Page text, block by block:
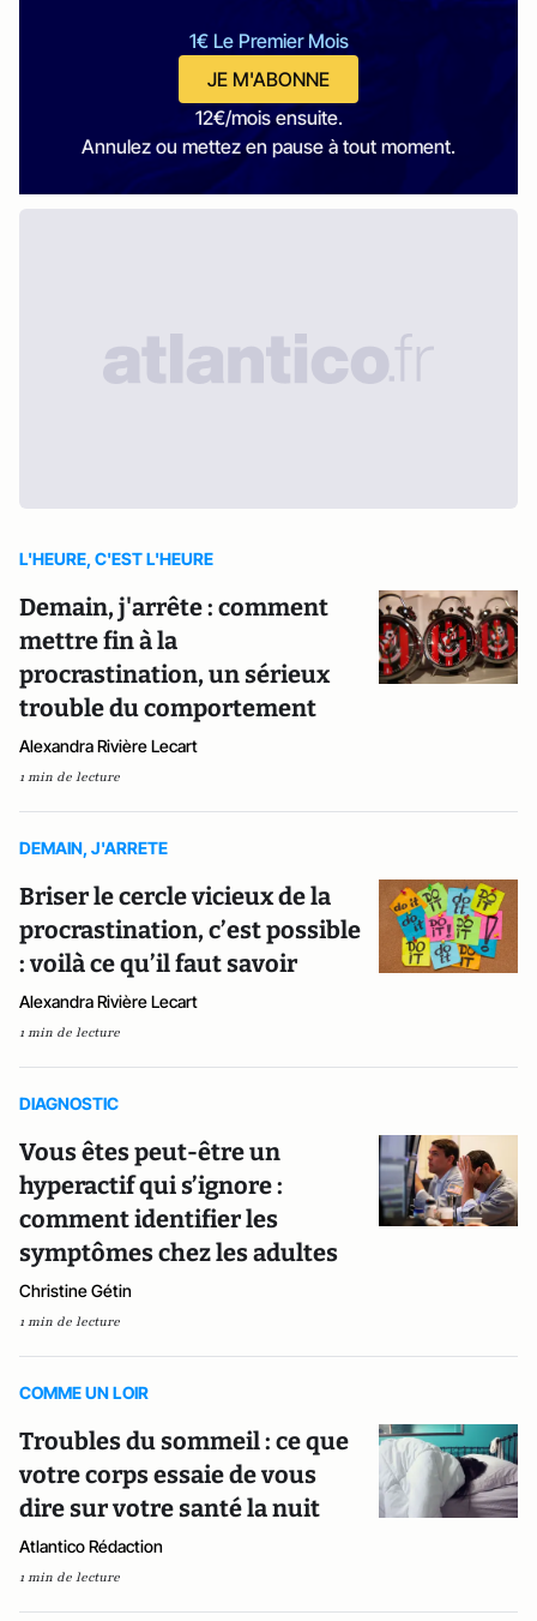
1€ Le Premier Mois
JE M'ABONNE
12€/mois ensuite.
Annulez ou mettez en pause à tout moment.
L'HEURE, C'EST L'HEURE
Demain, j'arrête : comment
mettre fin à la
procrastination, un sérieux
trouble du comportement
Alexandra Rivière Lecart
1 min de lecture
DEMAIN, J'ARRETE
Briser le cercle vicieux de la
procrastination, c’est possible
: voilà ce qu’il faut savoir
Alexandra Rivière Lecart
1 min de lecture
DIAGNOSTIC
Vous êtes peut-être un
hyperactif qui s’ignore :
comment identifier les
symptômes chez les adultes
Christine Gétin
1 min de lecture
COMME UN LOIR
Troubles du sommeil : ce que
votre corps essaie de vous
dire sur votre santé la nuit
Atlantico Rédaction
1 min de lecture